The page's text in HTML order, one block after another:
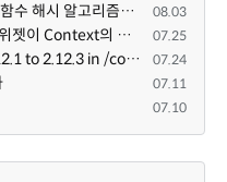
R\F\Password::checkPassword 함수 해시 알고리즘을 암시적으로 호출하는 경우 Argon2id 해시 비교 실패 08.03
[page] 위젯 페이지 편집 화면에서 위젯이 Context의 module_info를 덮어쓰면 저장이 ERR_ACT_IS_NOT_STANDALONE으로 실패 07.25
Bump guzzlehttp/psr7 from 2.12.1 to 2.12.3 in /common 07.24
07.11
07.10